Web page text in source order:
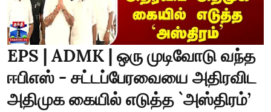
EPS | ADMK | ஒரு முடிவோடு வந்த
ஈபிஎஸ் - சட்டப்பேரவையை அதிரவிட
அதிமுக கையில் எடுத்த `அஸ்திரம்’